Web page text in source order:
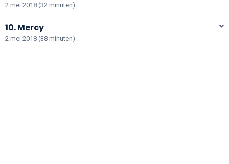
2 mei 2018 (32 minuten)
10. Mercy
2 mei 2018 (38 minuten)